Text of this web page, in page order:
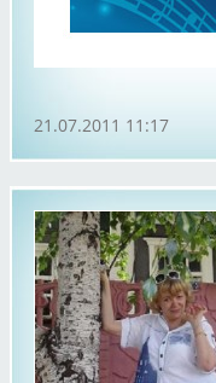
21.07.2011 11:17